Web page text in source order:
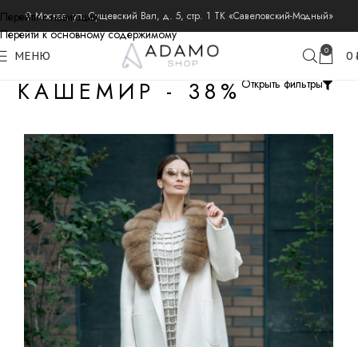
Перейти к навигации
Перейти к основному содержимому
⚲ Москва, ул. Сущевский Вал, д. 5, стр. 1 ТК «Савеловский-Модный»
МЕНЮ 0 0
КАШЕМИР - 38%Открыть фильтры